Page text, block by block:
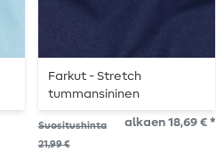
Farkut - Stretch
tummansininen
Suositushinta
21,99 €
alkaen 18,69 € *